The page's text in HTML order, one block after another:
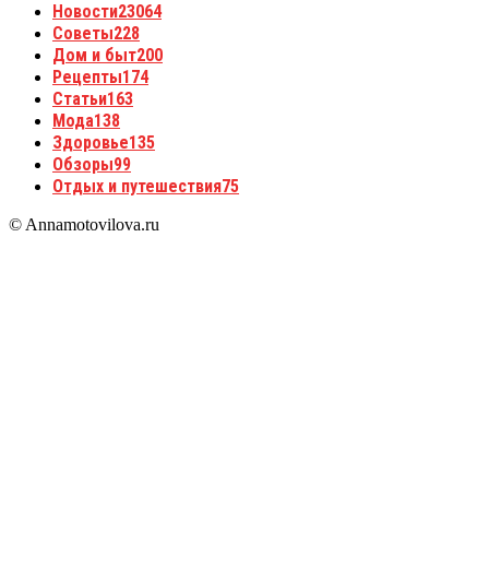
Новости23064
Советы228
Дом и быт200
Рецепты174
Статьи163
Мода138
Здоровье135
Обзоры99
Отдых и путешествия75
© Annamotovilova.ru